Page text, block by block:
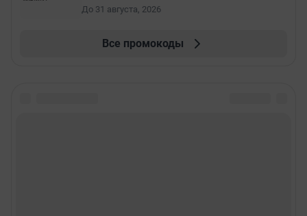
До 31 августа, 2026
Все промокоды